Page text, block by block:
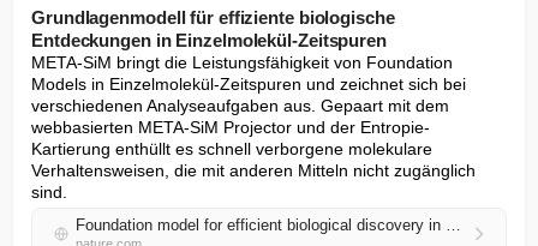
Grundlagenmodell für effiziente biologische
Entdeckungen in Einzelmolekül-Zeitspuren
META-SiM bringt die Leistungsfähigkeit von Foundation
Models in Einzelmolekül-Zeitspuren und zeichnet sich bei
verschiedenen Analyseaufgaben aus. Gepaart mit dem
webbasierten META-SiM Projector und der Entropie-
Kartierung enthüllt es schnell verborgene molekulare
Verhaltensweisen, die mit anderen Mitteln nicht zugänglich
sind.
Foundation model for efficient biological discovery in single-molecule time traces